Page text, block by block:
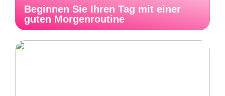
Beginnen Sie Ihren Tag mit einer
guten Morgenroutine